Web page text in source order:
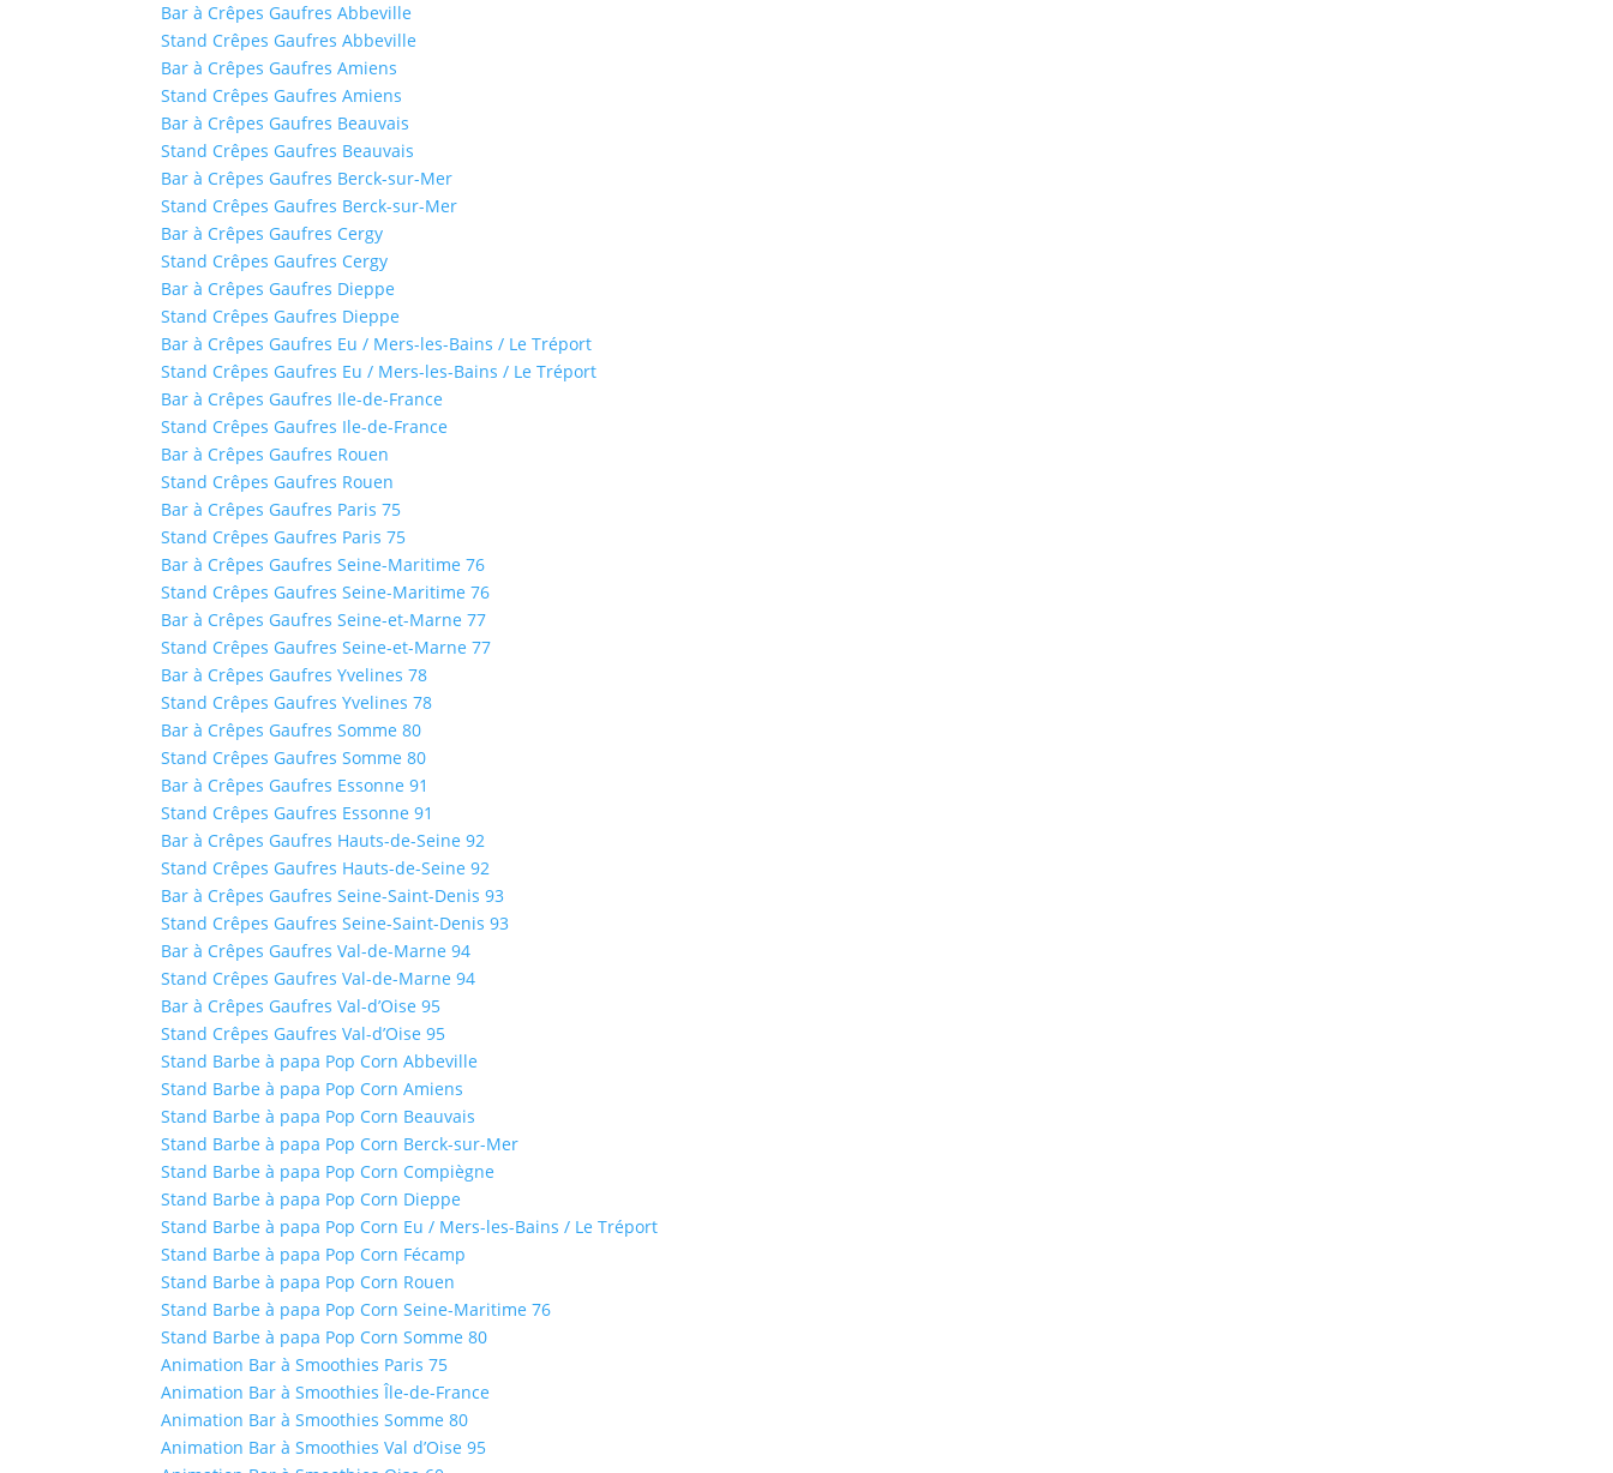
Bar à Crêpes Gaufres Abbeville
Stand Crêpes Gaufres Abbeville
Bar à Crêpes Gaufres Amiens
Stand Crêpes Gaufres Amiens
Bar à Crêpes Gaufres Beauvais
Stand Crêpes Gaufres Beauvais
Bar à Crêpes Gaufres Berck-sur-Mer
Stand Crêpes Gaufres Berck-sur-Mer
Bar à Crêpes Gaufres Cergy
Stand Crêpes Gaufres Cergy
Bar à Crêpes Gaufres Dieppe
Stand Crêpes Gaufres Dieppe
Bar à Crêpes Gaufres Eu / Mers-les-Bains / Le Tréport
Stand Crêpes Gaufres Eu / Mers-les-Bains / Le Tréport
Bar à Crêpes Gaufres Ile-de-France
Stand Crêpes Gaufres Ile-de-France
Bar à Crêpes Gaufres Rouen
Stand Crêpes Gaufres Rouen
Bar à Crêpes Gaufres Paris 75
Stand Crêpes Gaufres Paris 75
Bar à Crêpes Gaufres Seine-Maritime 76
Stand Crêpes Gaufres Seine-Maritime 76
Bar à Crêpes Gaufres Seine-et-Marne 77
Stand Crêpes Gaufres Seine-et-Marne 77
Bar à Crêpes Gaufres Yvelines 78
Stand Crêpes Gaufres Yvelines 78
Bar à Crêpes Gaufres Somme 80
Stand Crêpes Gaufres Somme 80
Bar à Crêpes Gaufres Essonne 91
Stand Crêpes Gaufres Essonne 91
Bar à Crêpes Gaufres Hauts-de-Seine 92
Stand Crêpes Gaufres Hauts-de-Seine 92
Bar à Crêpes Gaufres Seine-Saint-Denis 93
Stand Crêpes Gaufres Seine-Saint-Denis 93
Bar à Crêpes Gaufres Val-de-Marne 94
Stand Crêpes Gaufres Val-de-Marne 94
Bar à Crêpes Gaufres Val-d’Oise 95
Stand Crêpes Gaufres Val-d’Oise 95
Stand Barbe à papa Pop Corn Abbeville
Stand Barbe à papa Pop Corn Amiens
Stand Barbe à papa Pop Corn Beauvais
Stand Barbe à papa Pop Corn Berck-sur-Mer
Stand Barbe à papa Pop Corn Compiègne
Stand Barbe à papa Pop Corn Dieppe
Stand Barbe à papa Pop Corn Eu / Mers-les-Bains / Le Tréport
Stand Barbe à papa Pop Corn Fécamp
Stand Barbe à papa Pop Corn Rouen
Stand Barbe à papa Pop Corn Seine-Maritime 76
Stand Barbe à papa Pop Corn Somme 80
Animation Bar à Smoothies Paris 75
Animation Bar à Smoothies Île-de-France
Animation Bar à Smoothies Somme 80
Animation Bar à Smoothies Val d’Oise 95